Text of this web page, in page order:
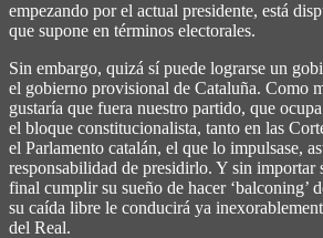
empezando por el actual presidente, está
que supone en términos electorales.
Sin embargo, quizá sí puede lograrse un
el gobierno provisional de Cataluña. Como
gustaría que fuera nuestro partido, que
el bloque constitucionalista, tanto en las
el Parlamento catalán, el que lo impulsase,
responsabilidad de presidirlo. Y sin importar
final cumplir su sueño de hacer ‘balconing’
su caída libre le conducirá ya
del Real.